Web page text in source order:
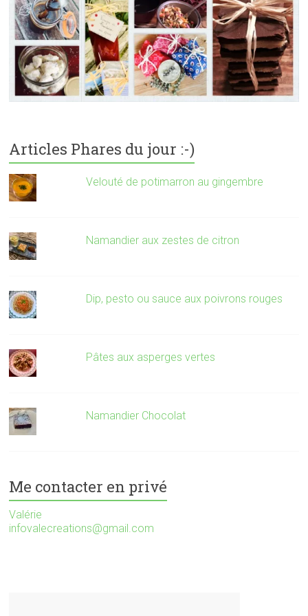
Articles Phares du jour :-)
Velouté de potimarron au gingembre
Namandier aux zestes de citron
Dip, pesto ou sauce aux poivrons rouges
Pâtes aux asperges vertes
Namandier Chocolat
Me contacter en privé
Valérie
infovalecreations@gmail.com